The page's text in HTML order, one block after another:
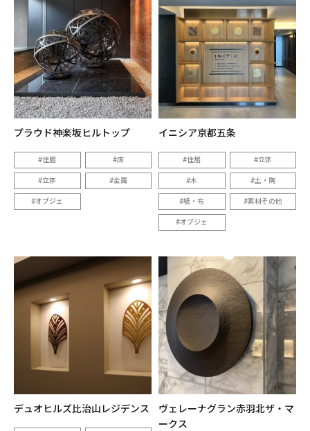
プラウド神楽坂ヒルトップ
住居 床
立体 金属
オブジェ
イニシア京都五条
住居 立体
木 土・陶
紙・布 素材その他
オブジェ
デュオヒルズ比治山レジデンス
ヴェレーナグラン赤羽北ザ・マ
ークス